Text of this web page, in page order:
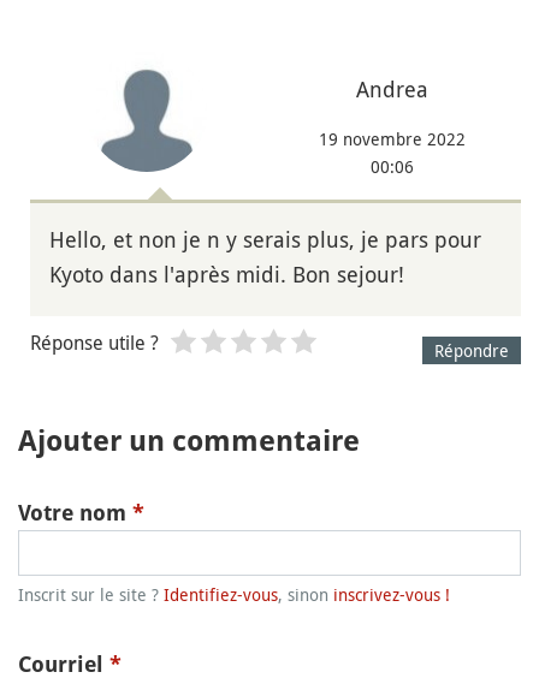
Andrea
19 novembre 2022
00:06
Hello, et non je n y serais plus, je pars pour
Kyoto dans l'après midi. Bon sejour!
Répondre
Réponse utile ?
Ajouter un commentaire
Votre nom *
Inscrit sur le site ? Identifiez-vous, sinon inscrivez-vous !
Courriel *